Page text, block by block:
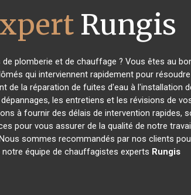
Rungis
plomberie et de chauffage ? Vous êtes au
qui interviennent rapidement pour
la réparation de fuites d'eau à l'installation
les entretiens et les révisions de
à fournir des délais de intervention rapides,
pour vous assurer de la qualité de notre
sommes recommandés par nos clients
équipe de chauffagistes experts Rungis